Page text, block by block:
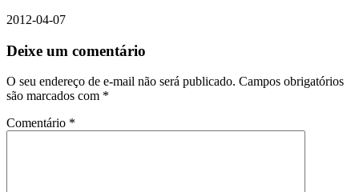
2012-04-07
Deixe um comentário
O seu endereço de e-mail não será publicado. Campos obrigatórios
são marcados com *
Comentário *